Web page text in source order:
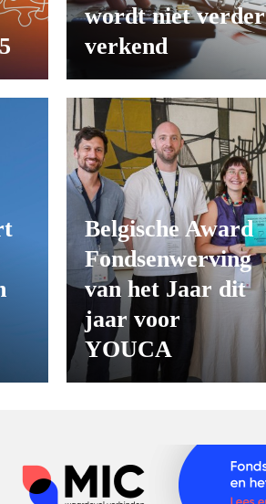
wordt niet verder
verkend
Belgische Award
Fondsenwerving
van het Jaar dit
jaar voor
YOUCA